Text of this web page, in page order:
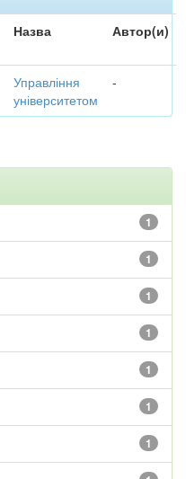
Назва Автор(и)
Управління
університетом
-
1
1
1
1
1
1
1